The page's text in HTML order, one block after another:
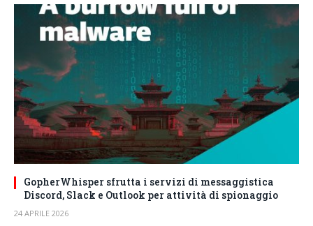
GopherWhisper sfrutta i servizi di messaggistica
Discord, Slack e Outlook per attività di spionaggio
24 APRILE 2026